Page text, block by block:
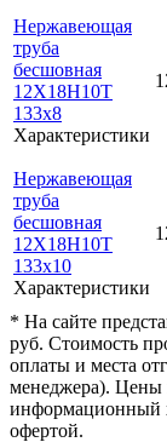
Нержавеющая
труба
бесшовная
12Х18Н10Т
133x8
Характеристики
Нержавеющая
труба
бесшовная
12Х18Н10Т
133x10
Характеристики
* На сайте
руб. Стоимость
оплаты и места
менеджера). Цены
информационный
офертой.